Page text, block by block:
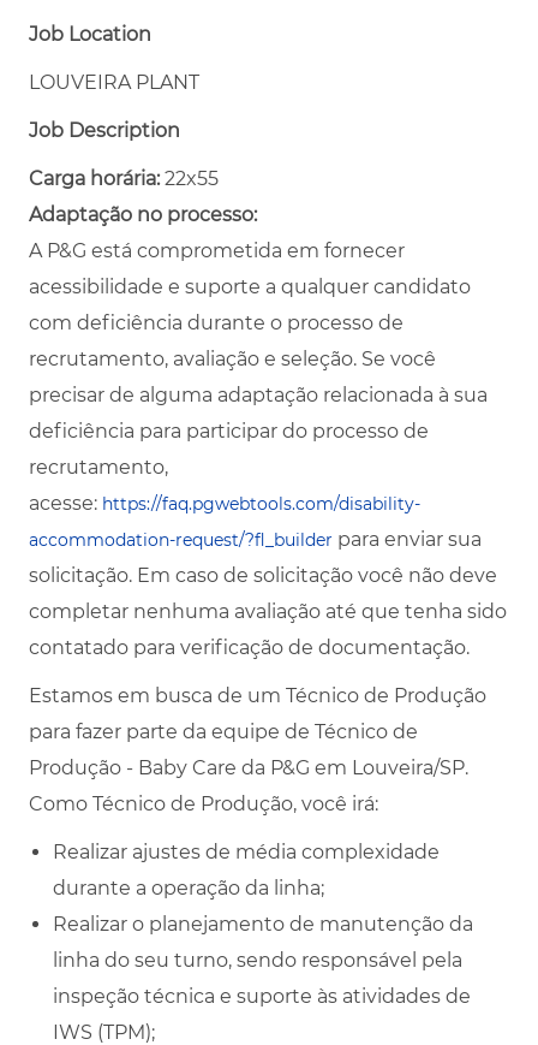
Job Location
LOUVEIRA PLANT
Job Description
Carga horária: 22x55
Adaptação no processo:
A P&G está comprometida em fornecer
acessibilidade e suporte a qualquer candidato
com deficiência durante o processo de
recrutamento, avaliação e seleção. Se você
precisar de alguma adaptação relacionada à sua
deficiência para participar do processo de
recrutamento,
acesse: https://faq.pgwebtools.com/disability-
accommodation-request/?fl_builder para enviar sua
solicitação. Em caso de solicitação você não deve
completar nenhuma avaliação até que tenha sido
contatado para verificação de documentação.
Estamos em busca de um Técnico de Produção
para fazer parte da equipe de Técnico de
Produção - Baby Care da P&G em Louveira/SP.
Como Técnico de Produção, você irá:
Realizar ajustes de média complexidade
durante a operação da linha;
Realizar o planejamento de manutenção da
linha do seu turno, sendo responsável pela
inspeção técnica e suporte às atividades de
IWS (TPM);